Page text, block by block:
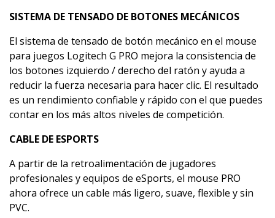
SISTEMA DE TENSADO DE BOTONES MECÁNICOS
El sistema de tensado de botón mecánico en el mouse
para juegos Logitech G PRO mejora la consistencia de
los botones izquierdo / derecho del ratón y ayuda a
reducir la fuerza necesaria para hacer clic. El resultado
es un rendimiento confiable y rápido con el que puedes
contar en los más altos niveles de competición.
CABLE DE ESPORTS
A partir de la retroalimentación de jugadores
profesionales y equipos de eSports, el mouse PRO
ahora ofrece un cable más ligero, suave, flexible y sin
PVC.